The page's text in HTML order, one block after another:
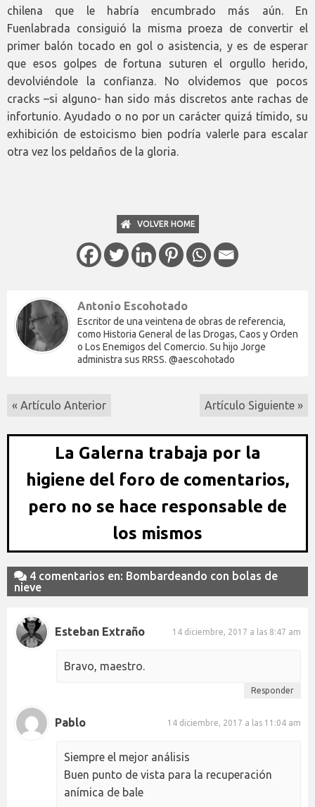
chilena que le habría encumbrado más aún. En
Fuenlabrada consiguió la misma proeza de convertir el
primer balón tocado en gol o asistencia, y es de esperar
que esos golpes de fortuna suturen el orgullo herido,
devolviéndole la confianza. No olvidemos que pocos
cracks –si alguno- han sido más discretos ante rachas de
infortunio. Ayudado o no por un carácter quizá tímido, su
exhibición de estoicismo bien podría valerle para escalar
otra vez los peldaños de la gloria.
VOLVER HOME
Antonio Escohotado
Escritor de una veintena de obras de referencia,
como Historia General de las Drogas, Caos y Orden
o Los Enemigos del Comercio. Su hijo Jorge
administra sus RRSS. @aescohotado
« Artículo Anterior Artículo Siguiente »
La Galerna trabaja por la
higiene del foro de comentarios,
pero no se hace responsable de
los mismos
4 comentarios en: Bombardeando con bolas de
nieve
Esteban Extraño 14 diciembre, 2017 a las 8:47 am
Bravo, maestro.
Responder
Pablo 14 diciembre, 2017 a las 11:04 am
Siempre el mejor análisis
Buen punto de vista para la recuperación
anímica de bale